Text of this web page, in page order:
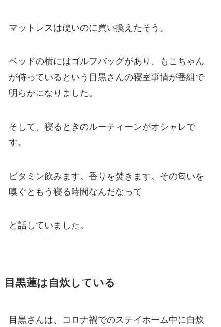
マットレスは硬いのに買い換えたそう。
ベッドの横にはゴルフバッグがあり、もこちゃん
が侍っているという目黒さんの寝室事情が番組で
明らかになりました。
そして、寝るときのルーティーンがオシャレで
す。
ビタミン飲みます。香りを焚きます。その匂いを
嗅ぐともう寝る時間なんだなって
と話していました。
目黒蓮は自炊している
目黒さんは、コロナ禍でのステイホーム中に自炊